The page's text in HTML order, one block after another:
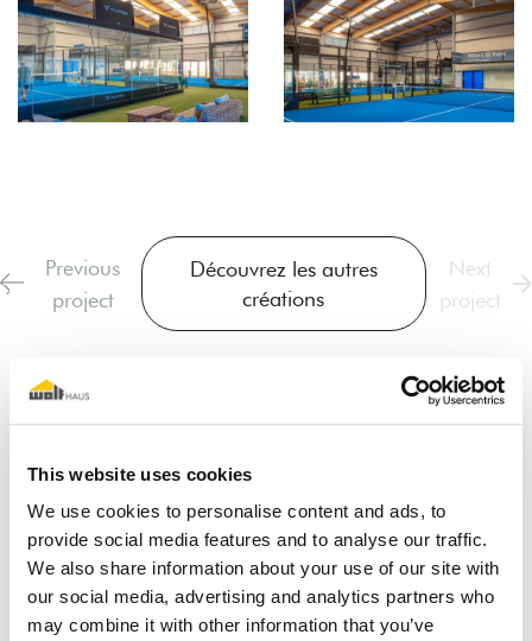
This website uses cookies
We use cookies to personalise content and ads, to
provide social media features and to analyse our traffic.
We also share information about your use of our site with
our social media, advertising and analytics partners who
may combine it with other information that you’ve
Previous
project
Découvrez les autres
créations
Next
project
Je rêve d'une maison en bois